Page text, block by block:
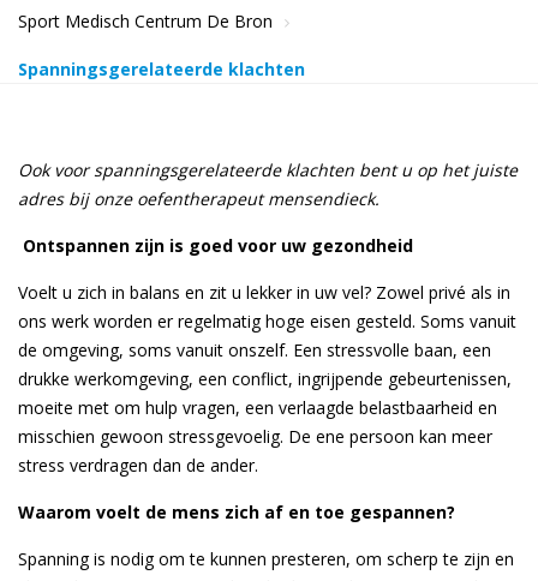
Sport Medisch Centrum De Bron
Spanningsgerelateerde klachten
Ook voor spanningsgerelateerde klachten bent u op het juiste
adres bij onze oefentherapeut mensendieck.
Ontspannen zijn is goed voor uw gezondheid
Voelt u zich in balans en zit u lekker in uw vel? Zowel privé als in
ons werk worden er regelmatig hoge eisen gesteld. Soms vanuit
de omgeving, soms vanuit onszelf. Een stressvolle baan, een
drukke werkomgeving, een conflict, ingrijpende gebeurtenissen,
moeite met om hulp vragen, een verlaagde belastbaarheid en
misschien gewoon stressgevoelig. De ene persoon kan meer
stress verdragen dan de ander.
Waarom voelt de mens zich af en toe gespannen?
Spanning is nodig om te kunnen presteren, om scherp te zijn en